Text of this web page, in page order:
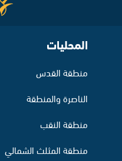
المحليات
منطقة القدس
الناصرة والمنطقة
منطقة النقب
منطقة المثلث الشمالي